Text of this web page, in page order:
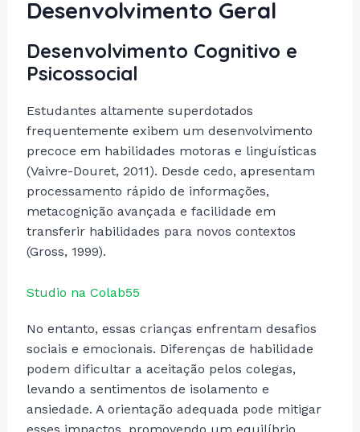
Desenvolvimento Geral
Desenvolvimento Cognitivo e
Psicossocial
Estudantes altamente superdotados
frequentemente exibem um desenvolvimento
precoce em habilidades motoras e linguísticas
(Vaivre-Douret, 2011). Desde cedo, apresentam
processamento rápido de informações,
metacognição avançada e facilidade em
transferir habilidades para novos contextos
(Gross, 1999).
Studio na Colab55
No entanto, essas crianças enfrentam desafios
sociais e emocionais. Diferenças de habilidade
podem dificultar a aceitação pelos colegas,
levando a sentimentos de isolamento e
ansiedade. A orientação adequada pode mitigar